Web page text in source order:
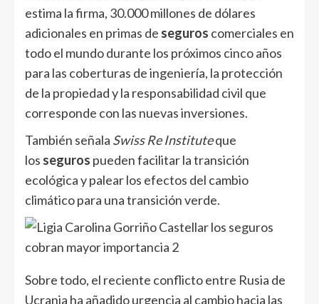
estima la firma, 30.000 millones de dólares
adicionales en primas de seguros comerciales en
todo el mundo durante los próximos cinco años
para las coberturas de ingeniería, la protección
de la propiedad y la responsabilidad civil que
corresponde con las nuevas inversiones.
También señala Swiss Re Instituteque
los seguros pueden facilitar la transición
ecológica y palear los efectos del cambio
climático para una transición verde.
Sobre todo, el reciente conflicto entre Rusia de
Ucrania ha añadido urgencia al cambio hacia las